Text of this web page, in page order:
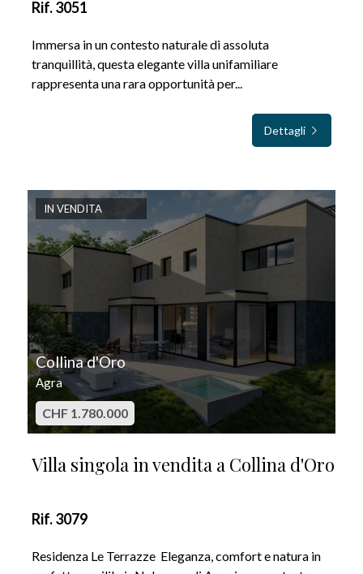
Rif. 3051
Immersa in un contesto naturale di assoluta
tranquillità, questa elegante villa unifamiliare
rappresenta una rara opportunità per...
Dettagli
IN VENDITA
Collina d'Oro
Agra
CHF 1.780.000
Villa singola in vendita a Collina d'Oro
Rif. 3079
Residenza Le Terrazze  Eleganza, comfort e natura in